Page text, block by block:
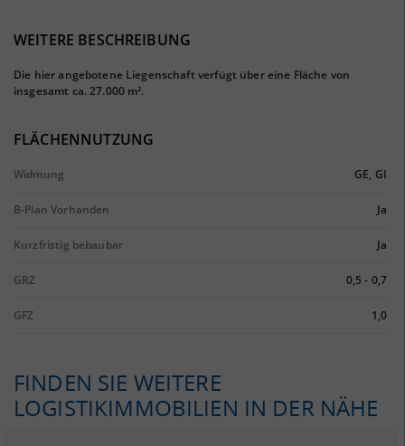
WEITERE BESCHREIBUNG
Die hier angebotene Liegenschaft verfügt über eine Fläche von
insgesamt ca. 27.000 m².
FLÄCHENNUTZUNG
Widmung GE, GI
B-Plan Vorhanden Ja
Kurzfristig bebaubar Ja
GRZ 0,5 - 0,7
GFZ 1,0
FINDEN SIE WEITERE
LOGISTIKIMMOBILIEN IN DER NÄHE